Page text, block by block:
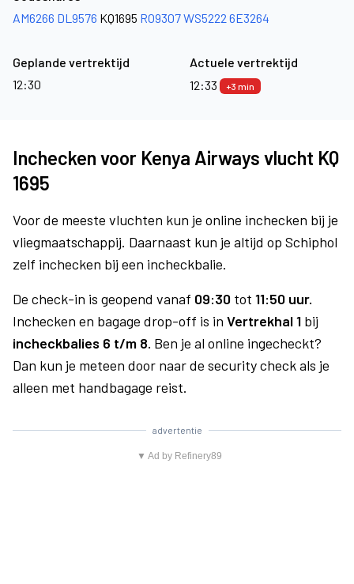
AM6266 DL9576 KQ1695 RO9307WS5222 6E3264
Geplande vertrektijd
12:30
Actuele vertrektijd
12:33
+3 min
Inchecken voor Kenya Airways vlucht KQ
1695
Voor de meeste vluchten kun je online inchecken bij je
vliegmaatschappij. Daarnaast kun je altijd op Schiphol
zelf inchecken bij een incheckbalie.
De check-in is geopend vanaf 09:30 tot 11:50 uur.
Inchecken en bagage drop-off is in Vertrekhal 1 bij
incheckbalies 6 t/m 8. Ben je al online ingecheckt?
Dan kun je meteen door naar de security check als je
alleen met handbagage reist.
advertentie
▼ Ad by Refinery89